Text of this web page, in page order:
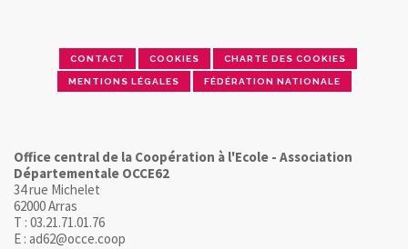
CONTACT COOKIES CHARTE DES COOKIES
MENTIONS LÉGALES FÉDÉRATION NATIONALE
Office central de la Coopération à l'Ecole - Association
Départementale OCCE62
34 rue Michelet
62000 Arras
T : 03.21.71.01.76
E : ad62@occe.coop